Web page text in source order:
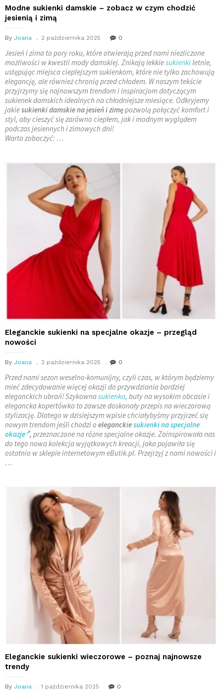
Modne sukienki damskie – zobacz w czym chodzić
jesienią i zimą
By Joana 2 października 2025 0
Jesień i zima to pory roku, które otwierają przed nami niezliczone
możliwości w kwestii mody damskiej. Znikają lekkiesukienkiletnie,
ustępując miejsca cieplejszym sukienkom, które nie tylko zachowują
elegancję, ale również chronią przed chłodem. W naszym tekście
przyjrzymy się najnowszym trendom i inspiracjom dotyczącym
sukienek damskich idealnych na chłodniejsze miesiące. Odkryjemy
jakiesukienki damskie na jesień i zimępozwolą połączyć komfort i
styl, aby cieszyć się zarówno ciepłem, jak i modnym wyglądem
podczas jesiennych i zimowych dni!
Warto zobaczyć: …
Eleganckie sukienki na specjalne okazje – przegląd
nowości
By Joana 2 października 2025 0
Przed nami sezon weselno-komunijny, czyli czas, w którym będziemy
mieć zdecydowanie więcej okazji do przywdziania bardziej
eleganckich ubrań! Szykownasukienka, buty na wysokim obcasie i
elegancka kopertówka to zawsze doskonały przepis na wieczorową
stylizację. Dlatego w dzisiejszym wpisie chciałybyśmy przyjrzeć się
nowym trendom jeśli chodzi o eleganckiesukienki na specjalne
okazje , przeznaczone na różne specjalne okazje. Zainspirowała nas
do tego nowa kolekcja wyjątkowych kreacji, jaka pojawiła się
ostatnio w sklepie internetowym eButik.pl. Przejrzyj z nami nowości i
…
Eleganckie sukienki wieczorowe – poznaj najnowsze
trendy
By Joana 1 października 2025 0